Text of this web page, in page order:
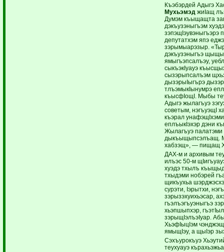
Къэбэрдей Адыгэ
Мухьэмэд жиIащ
Думэм къыщащта
дэкъузэныгъэм
зэпэщIэувэныгъэрэ
депутатхэм япэ
зэрымыарэзыр.
дэкъузэныгъэ
ямыгъэпсалъэу,
сыкъэкIуауэ
сызэрыпсалъэм
дызэрыIыгърэ
тлъэмыкIынумрэ
къысфIощI. Мыбы
Адыгэ жылагъуэ
советым, нэгъуэщI
къэрал
еплъыкIэхэр дэни
Жылагъуэ палатэми
дыкъыщыпсэлъащ.
хабзэщ», — пищащ
ДАХ-м и архивым
илъэс 50-м
хуэдэ тхылъ
тхыдэми нобэрей
щикъухьа
сурэти, Iэрытхи,
зэрызэхуихьэсар,
гъэлъэгъуэныгъэ
хьэпшыпхэр,
зэрыщIэлъэIуар.
ХьэфIыцIэм
ямыщIэу, а щыIэр
Сэхъурокъуэ
теухуауэ